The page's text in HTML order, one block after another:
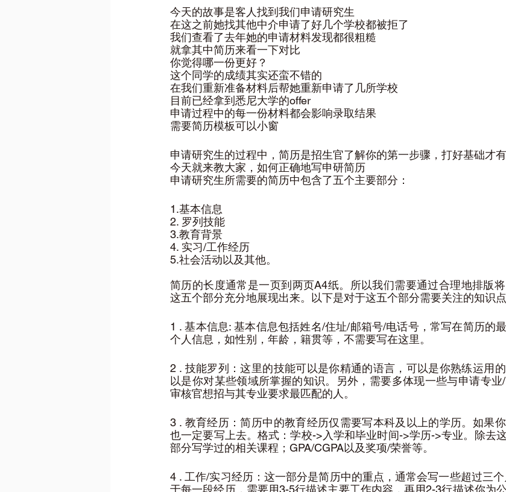
今天的故事是客人找到我们申请研究生
在这之前她找其他中介申请了好几个学校都被拒了
我们查看了去年她的申请材料发现都很粗糙
就拿其中简历来看一下对比
你觉得哪一份更好？
这个同学的成绩其实还蛮不错的
在我们重新准备材料后帮她重新申请了几所学校
目前已经拿到悉尼大学的offer
申请过程中的每一份材料都会影响录取结果
需要简历模板可以小窗
申请研究生的过程中，简历是招生官了解你的第一步骤，打好基础才
今天就来教大家，如何正确地写申研简历
申请研究生所需要的简历中包含了五个主要部分：
1.基本信息
2. 罗列技能
3.教育背景
4. 实习/工作经历
5.社会活动以及其他。
简历的长度通常是一页到两页A4纸。所以我们需要通过合理地排版
这五个部分充分地展现出来。以下是对于这五个部分需要关注的知识点
1 . 基本信息: 基本信息包括姓名/住址/邮箱号/电话号，常写在简历的
个人信息，如性别，年龄，籍贯等，不需要写在这里。
2 . 技能罗列：这里的技能可以是你精通的语言，可以是你熟练运用
以是你对某些领域所掌握的知识。另外，需要多体现一些与申请专
审核官想招与其专业要求最匹配的人。
3 . 教育经历：简历中的教育经历仅需要写本科及以上的学历。如果
也一定要写上去。格式：学校->入学和毕业时间->学历->专业。除去
部分写学过的相关课程；GPA/CGPA以及奖项/荣誉等。
4 . 工作/实习经历：这一部分是简历中的重点，通常会写一些超过三
于每一段经历，需要用3-5行描述主要工作内容，再用2-3行描述你为